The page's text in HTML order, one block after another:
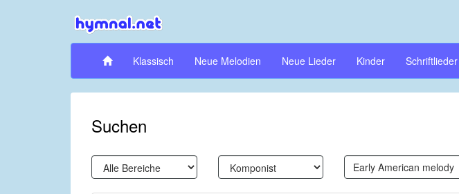
Klassisch Neue Melodien Neue Lieder Kinder Schriftlieder
Suchen